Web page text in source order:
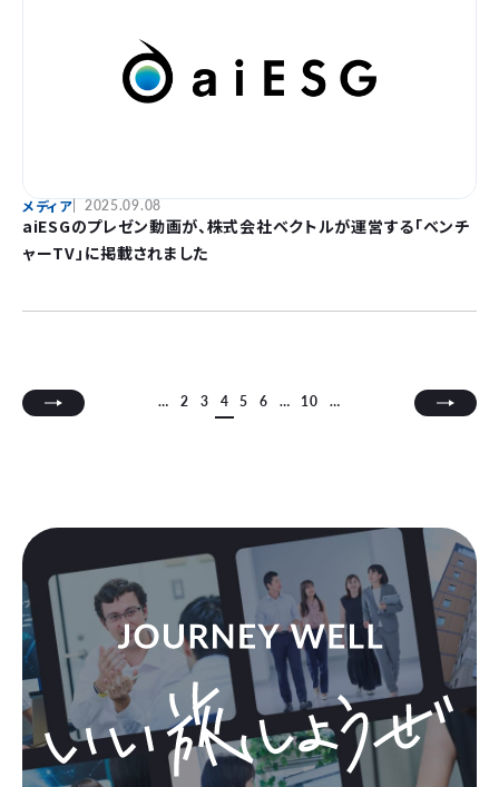
メディア 2025.09.08
aiESGのプレゼン動画が、株式会社ベクトルが運営する「ベンチ
ャーTV」に掲載されました
… 2 3 4 5 6 … 10 …